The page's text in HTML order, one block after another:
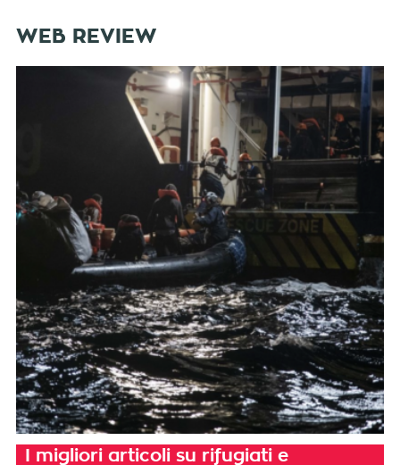
WEB REVIEW
I migliori articoli su rifugiati e